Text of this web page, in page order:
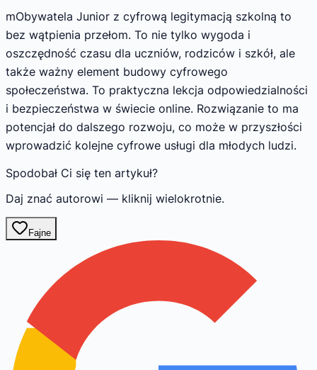
mObywatela Junior z cyfrową legitymacją szkolną to
bez wątpienia przełom. To nie tylko wygoda i
oszczędność czasu dla uczniów, rodziców i szkół, ale
także ważny element budowy cyfrowego
społeczeństwa. To praktyczna lekcja odpowiedzialności
i bezpieczeństwa w świecie online. Rozwiązanie to ma
potencjał do dalszego rozwoju, co może w przyszłości
wprowadzić kolejne cyfrowe usługi dla młodych ludzi.
Spodobał Ci się ten artykuł?
Daj znać autorowi — kliknij wielokrotnie.
Fajne